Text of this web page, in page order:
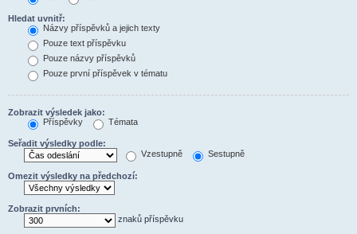
Hledat uvnitř:
Názvy příspěvků a jejich texty
Pouze text příspěvku
Pouze názvy příspěvků
Pouze první příspěvek v tématu
Zobrazit výsledek jako:
Příspěvky
Témata
Seřadit výsledky podle:
Vzestupně
Sestupně
Omezit výsledky na předchozí:
Zobrazit prvních:
znaků příspěvku